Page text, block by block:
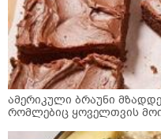
ამერიკული ბრაუნი
რომლებიც ყოველთვის